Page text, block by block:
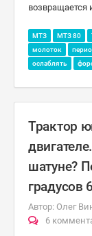
возвращается
МТЗ МТЗ 80
молоток
ослаблять
Трактор
шатуне?
градусов
Автор: Олег
6